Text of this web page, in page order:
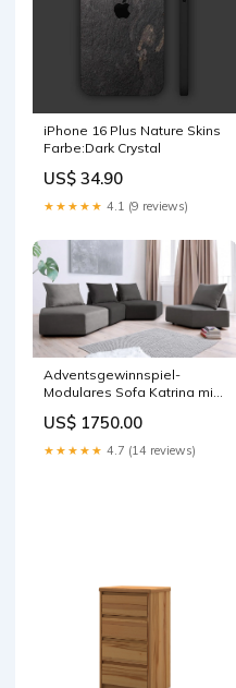
iPhone 16 Plus Nature Skins
Farbe:Dark Crystal
US$ 34.90
★★★★★ 4.1 (9 reviews)
Adventsgewinnspiel-
Modulares Sofa Katrina mit
US$ 1750.00
★★★★★ 4.7 (14 reviews)